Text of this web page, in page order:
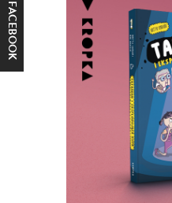
FACEBOOK